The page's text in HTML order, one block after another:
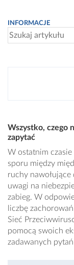
INFORMACJE
Wszystko, czego
zapytać
W ostatnim czasie
sporu między
ruchy nawołujące
uwagi na
zabieg. W
liczbę
Sieć
pomocą swoich
zadawanych